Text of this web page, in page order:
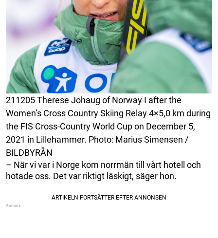
211205 Therese Johaug of Norway I after the
Women’s Cross Country Skiing Relay 4×5,0 km during
the FIS Cross-Country World Cup on December 5,
2021 in Lillehammer. Photo: Marius Simensen /
BILDBYRÅN
– När vi var i Norge kom norrmän till vårt hotell och
hotade oss. Det var riktigt läskigt, säger hon.